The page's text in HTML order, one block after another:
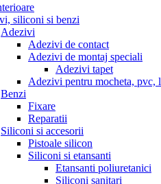
siliconi si benzi
Adezivi
Adezivi de contact
Adezivi de montaj speciali
Adezivi tapet
Adezivi pentru mocheta, pvc,
Benzi
Fixare
Reparatii
Siliconi si accesorii
Pistoale silicon
Siliconi si etansanti
Etansanti poliuretanici
Siliconi sanitari